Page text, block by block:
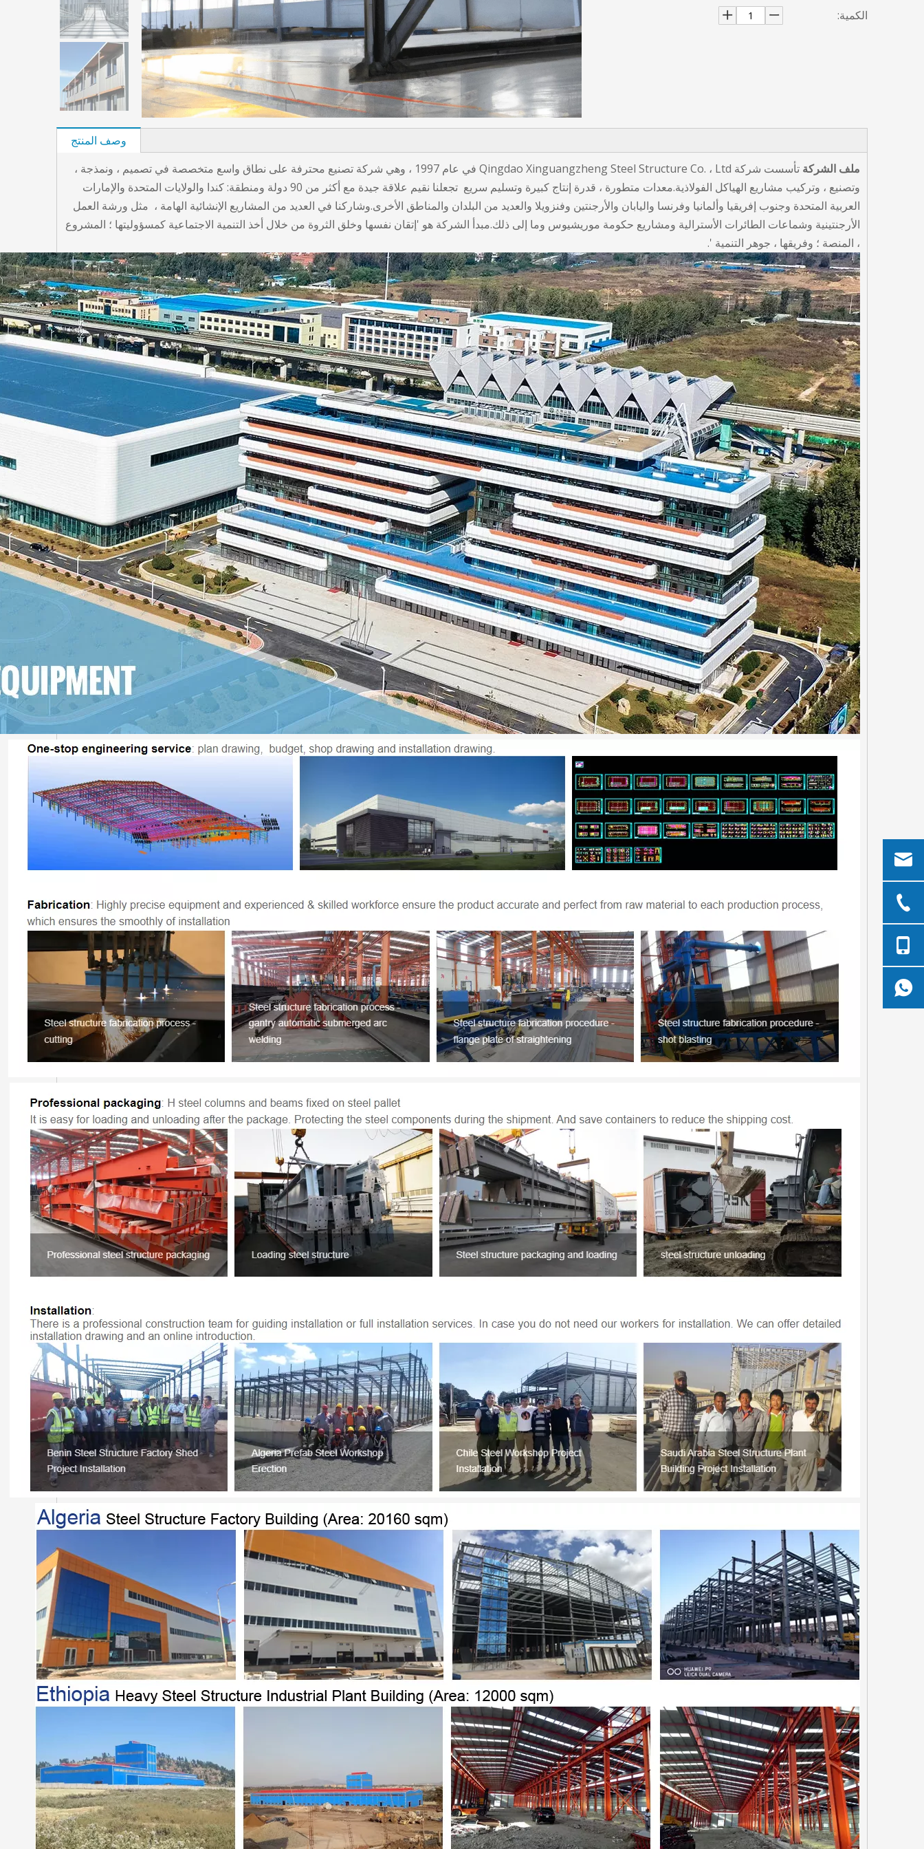
الكمية:
وصف المنتج
ملف الشركة
تأسست شركة Qingdao Xinguangzheng Steel Structure Co. ، Ltd في عام 1997 ، وهي شركة تصنيع محترفة على نطاق واسع متخصصة في تصميم ، ونمذجة ،
وتصنيع ، وتركيب مشاريع الهياكل الفولاذية.معدات متطورة ، قدرة إنتاج كبيرة وتسليم سريع تجعلنا نقيم علاقة جيدة مع أكثر من 90 دولة ومنطقة: كندا والولايات المتحدة والإمارات
العربية المتحدة وجنوب إفريقيا وألمانيا وفرنسا واليابان والأرجنتين وفنزويلا والعديد من البلدان والمناطق الأخرى.وشاركنا في العديد من المشاريع الإنشائية الهامة ، مثل ورشة العمل
الأرجنتينية وشماعات الطائرات الأسترالية ومشاريع حكومة موريشيوس وما إلى ذلك.مبدأ الشركة هو 'إتقان نفسها وخلق الثروة من خلال أخذ التنمية الاجتماعية كمسؤوليتها ؛ المشروع
، المنصة ؛ وفريقها ، جوهر التنمية '.